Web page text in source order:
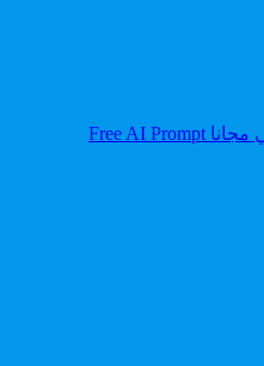
مولد أوامر الذكاء الاصطناعي مجانا Free AI Prompt